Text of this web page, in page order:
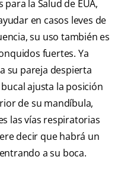
la Salud de EUA,
en casos leves de
su uso también es
fuertes. Ya
su pareja despierta
ajusta la posición
de su mandíbula,
las vías respiratorias
decir que habrá un
a su boca.